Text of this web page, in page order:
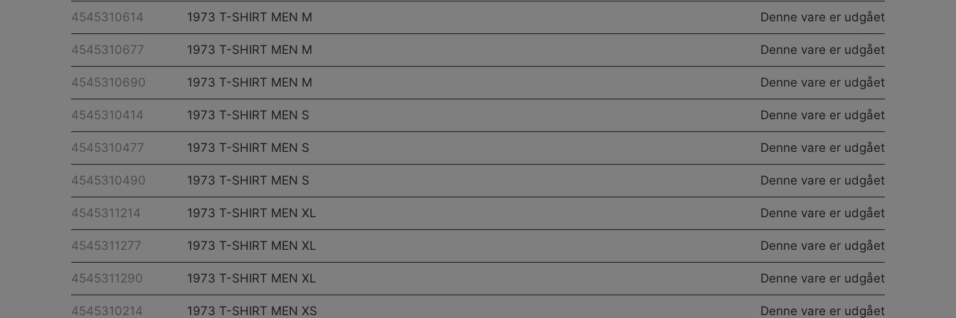
Denne vare er udgået
4545310614 1973 T-SHIRT MEN M
Denne vare er udgået
4545310677 1973 T-SHIRT MEN M
Denne vare er udgået
4545310690 1973 T-SHIRT MEN M
Denne vare er udgået
4545310414 1973 T-SHIRT MEN S
Denne vare er udgået
4545310477 1973 T-SHIRT MEN S
Denne vare er udgået
4545310490 1973 T-SHIRT MEN S
Denne vare er udgået
4545311214 1973 T-SHIRT MEN XL
Denne vare er udgået
4545311277 1973 T-SHIRT MEN XL
Denne vare er udgået
4545311290 1973 T-SHIRT MEN XL
Denne vare er udgået
4545310214 1973 T-SHIRT MEN XS